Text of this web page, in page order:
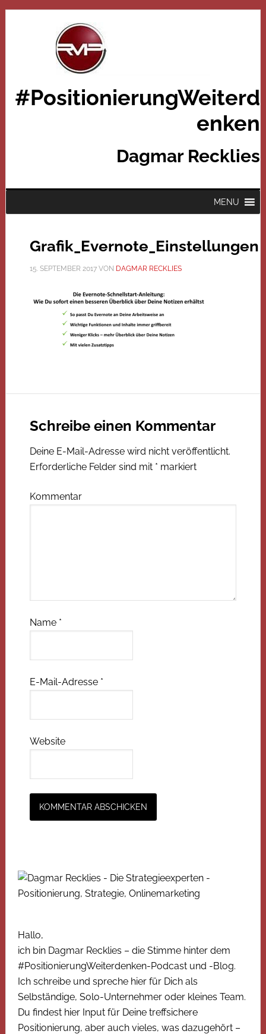
#PositionierungWeiterd
enken
Dagmar Recklies
MENU
Grafik_Evernote_Einstellungen
15. SEPTEMBER 2017VON DAGMAR RECKLIES
Schreibe einen Kommentar
Deine E-Mail-Adresse wird nicht veröffentlicht.
Erforderliche Felder sind mit * markiert
Kommentar
Name *
E-Mail-Adresse *
Website
Hallo,
ich bin Dagmar Recklies – die Stimme hinter dem
#PositionierungWeiterdenken-Podcast und -Blog.
Ich schreibe und spreche hier für Dich als
Selbständige, Solo-Unternehmer oder kleines Team.
Du findest hier Input für Deine treffsichere
Positionierung, aber auch vieles, was dazugehört –